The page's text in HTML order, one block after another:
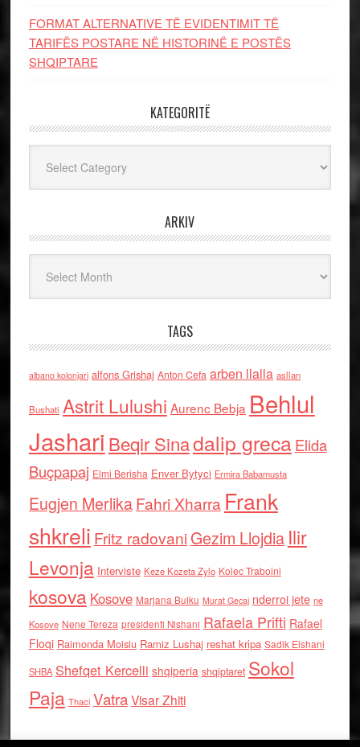
FORMAT ALTERNATIVE TË EVIDENTIMIT TË
TARIFËS POSTARE NË HISTORINË E POSTËS
SHQIPTARE
KATEGORITË
ARKIV
TAGS
albano kolonjari alfons Grishaj Anton Cefa arben llalla asllan
Bushati Astrit Lulushi Aurenc Bebja Behlul
Jashari Beqir Sinadalip grecaElida
Buçpapaj Elmi Berisha Enver Bytyci Ermira Babamusta
Eugjen MerlikaFahri Xharra Frank
shkreli Fritz radovaniGezim Llojdia Ilir
Levonja Interviste Keze Kozeta Zylo Kolec Traboini
kosova Kosove Marjana Bulku Murat Gecaj nderroi jete ne
Kosove Nene Tereza presidenti Nishani Rafaela Prifti Rafael
Floqi Raimonda Moisiu Ramiz Lushaj reshat kripa Sadik Elshani
SHBA Shefqet Kercelli shqiperia shqiptaret Sokol
Paja Thaci VatraVisar Zhiti